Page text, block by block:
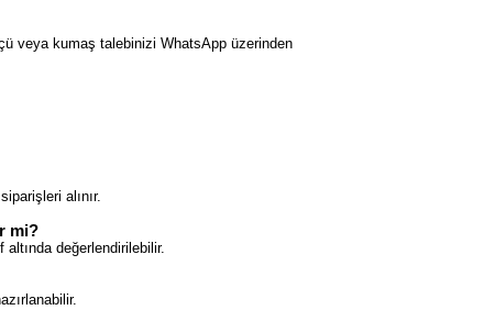
veya kumaş talebinizi WhatsApp üzerinden
alınır.
mi?
değerlendirilebilir.